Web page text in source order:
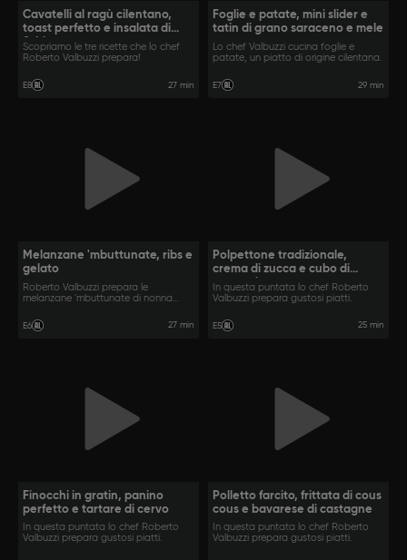
Cavatelli al ragù cilentano,
toast perfetto e insalata di
fichi
Scopriamo le tre ricette che lo chef
Roberto Valbuzzi prepara!
E8 27 min
Foglie e patate, mini slider e
tatin di grano saraceno e mele
Lo chef Valbuzzi cucina foglie e
patate, un piatto di origine cilentana.
E7 29 min
Melanzane 'mbuttunate, ribs e
gelato
Roberto Valbuzzi prepara le
melanzane 'mbuttunate di nonna
E6 27 min
Polpettone tradizionale,
crema di zucca e cubo di
zucca glassata
In questa puntata lo chef Roberto
Valbuzzi prepara gustosi piatti.
E5 25 min
Finocchi in gratin, panino
perfetto e tartare di cervo
In questa puntata lo chef Roberto
Valbuzzi prepara gustosi piatti.
Polletto farcito, frittata di cous
cous e bavarese di castagne
In questa puntata lo chef Roberto
Valbuzzi prepara gustosi piatti.